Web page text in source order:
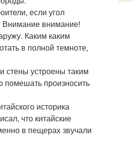
если угол
Внимание внимание!
Каким каким
в полной темноте,
стены устроены таким
помешать произносить
историка
что китайские
в пещерах звучали